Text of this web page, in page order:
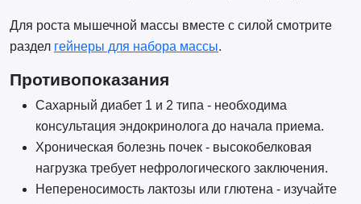
Для роста мышечной массы вместе с силой смотрите
раздел гейнеры для набора массы.
Противопоказания
Сахарный диабет 1 и 2 типа - необходима
консультация эндокринолога до начала приема.
Хроническая болезнь почек - высокобелковая
нагрузка требует нефрологического заключения.
Непереносимость лактозы или глютена - изучайте